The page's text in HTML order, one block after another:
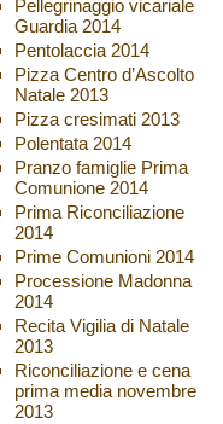
Pellegrinaggio vicariale
Guardia 2014
Pentolaccia 2014
Pizza Centro d’Ascolto
Natale 2013
Pizza cresimati 2013
Polentata 2014
Pranzo famiglie Prima
Comunione 2014
Prima Riconciliazione
2014
Prime Comunioni 2014
Processione Madonna
2014
Recita Vigilia di Natale
2013
Riconciliazione e cena
prima media novembre
2013